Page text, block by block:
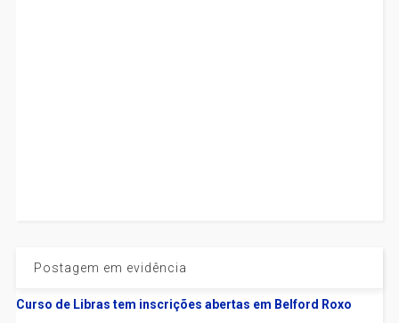
Postagem em evidência
Curso de Libras tem inscrições abertas em Belford Roxo